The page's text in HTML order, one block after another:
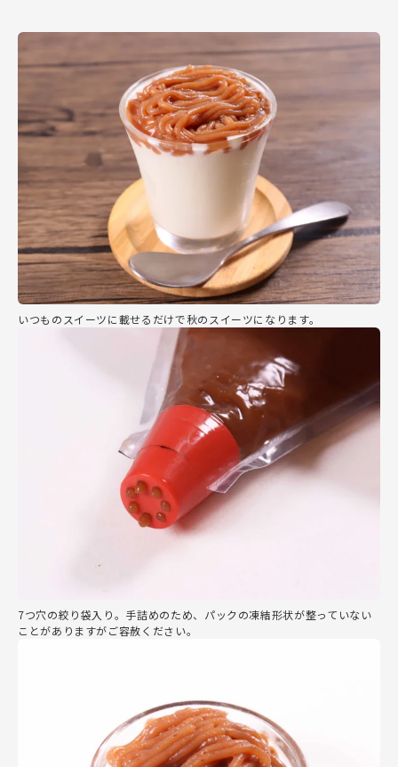
いつものスイーツに載せるだけで秋のスイーツになります。
7つ穴の絞り袋入り。手詰めのため、パックの凍結形状が整っていない
ことがありますがご容赦ください。